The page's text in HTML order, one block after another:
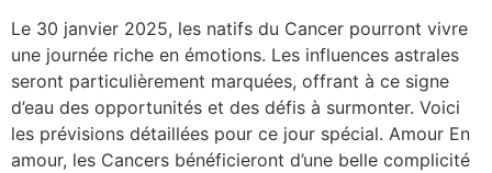
Le 30 janvier 2025, les natifs du Cancer pourront vivre
une journée riche en émotions. Les influences astrales
seront particulièrement marquées, offrant à ce signe
d’eau des opportunités et des défis à surmonter. Voici
les prévisions détaillées pour ce jour spécial. Amour En
amour, les Cancers bénéficieront d’une belle complicité